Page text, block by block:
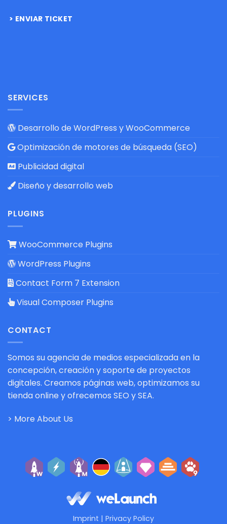
ENVIAR TICKET
SERVICES
Desarrollo de WordPress y WooCommerce
Optimización de motores de búsqueda (SEO)
Publicidad digital
Diseño y desarrollo web
PLUGINS
WooCommerce Plugins
WordPress Plugins
Contact Form 7 Extension
Visual Composer Plugins
CONTACT
Somos su agencia de medios especializada en la
concepción, creación y soporte de proyectos
digitales. Creamos páginas web, optimizamos su
tienda online y ofrecemos SEO y SEA.
> More About Us
Imprint | Privacy Policy